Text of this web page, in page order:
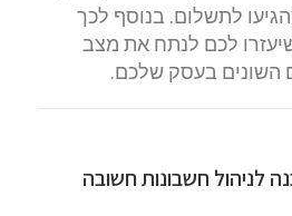
לתשלום. בנוסף לכך
לכם לנתח את מצב
השונים בעסק שלכם.
לניהול חשבונות חשובה